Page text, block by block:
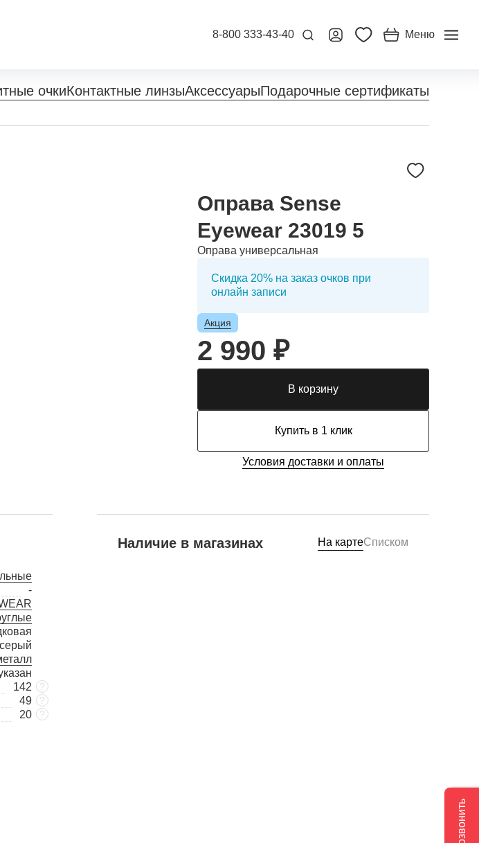
8-800 333-43-40 Меню
очкиКонтактные линзыАксессуарыПодарочные сертификаты
Оправа Sense
Eyewear 23019 5
Оправа универсальная
Скидка 20% на заказ очков при
онлайн записи
Акция
2 990 ₽
В корзину
Купить в 1 клик
Условия доставки и оплаты
-
серый
142 ?
49 ?
20 ?
Наличие в магазинах На картеСписком
Позвонить